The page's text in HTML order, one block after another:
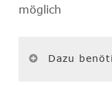
möglich
Dazu